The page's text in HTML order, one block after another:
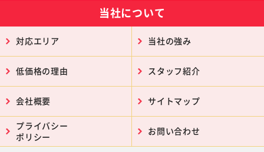
当社について
対応エリア 当社の強み
低価格の理由 スタッフ紹介
会社概要 サイトマップ
プライバシー
ポリシー
お問い合わせ